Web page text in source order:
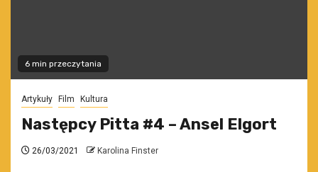
6 min przeczytania
Artykuły Film Kultura
Następcy Pitta #4 – Ansel Elgort
26/03/2021 Karolina Finster